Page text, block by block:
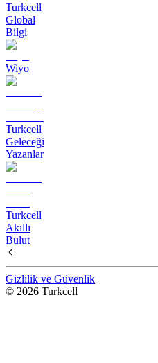
Turkcell
Global
Bilgi
Wiyo
Turkcell
Geleceği
Yazanlar
Turkcell
Akıllı
Bulut
Gizlilik ve Güvenlik
© 2026 Turkcell